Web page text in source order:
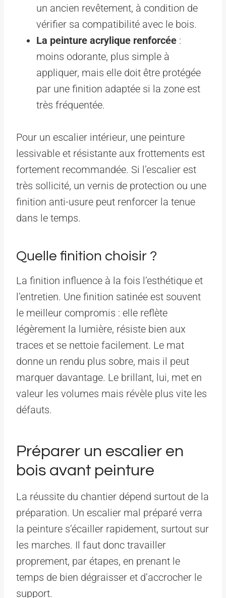
un ancien revêtement, à condition de
vérifier sa compatibilité avec le bois.
La peinture acrylique renforcée :
moins odorante, plus simple à
appliquer, mais elle doit être protégée
par une finition adaptée si la zone est
très fréquentée.
Pour un escalier intérieur, une peinture
lessivable et résistante aux frottements est
fortement recommandée. Si l’escalier est
très sollicité, un vernis de protection ou une
finition anti-usure peut renforcer la tenue
dans le temps.
Quelle finition choisir ?
La finition influence à la fois l’esthétique et
l’entretien. Une finition satinée est souvent
le meilleur compromis : elle reflète
légèrement la lumière, résiste bien aux
traces et se nettoie facilement. Le mat
donne un rendu plus sobre, mais il peut
marquer davantage. Le brillant, lui, met en
valeur les volumes mais révèle plus vite les
défauts.
Préparer un escalier en
bois avant peinture
La réussite du chantier dépend surtout de la
préparation. Un escalier mal préparé verra
la peinture s’écailler rapidement, surtout sur
les marches. Il faut donc travailler
proprement, par étapes, en prenant le
temps de bien dégraisser et d’accrocher le
support.